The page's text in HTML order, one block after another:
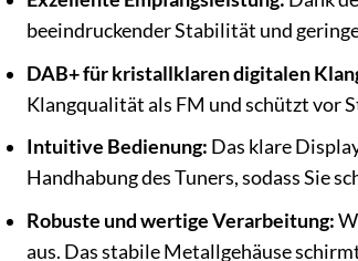
beeindruckender Stabilität und
DAB+ für kristallklaren digitalen
Klangqualität als FM und schützt vor
Intuitive Bedienung: Das klare
Handhabung des Tuners, sodass Sie
Robuste und wertige Verarbeitung:
aus. Das stabile Metallgehäuse